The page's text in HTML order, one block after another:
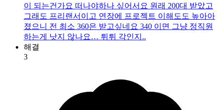
이 되는건가요 떠나야하나 싶어서요 원래 200대 받았고
그래도 프리랜서이고 연장에 프로젝트 이해도도 높아아
졌으니 전 최소 360은 받고싶네요 340 이면 그냥 정직원
하는게 낫지 않나요… 튀튀 각인지..
해결
3